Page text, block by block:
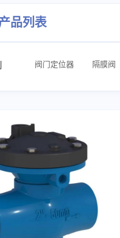
品列表
阀门定位器 隔膜阀